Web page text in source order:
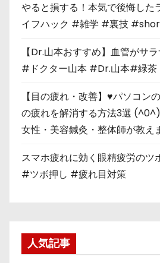
やると損する！本気で後悔した
イフハック #雑学 #裏技
【Dr.山本おすすめ】血管がサ
#ドクター山本 #Dr.山本#緑茶
【目の疲れ・改善】♥パソコン
の疲れを解消する方法3選
女性・美容鍼灸・整体師が教え
スマホ疲れに効く眼精疲労の
#ツボ押し #疲れ目対策
人気記事